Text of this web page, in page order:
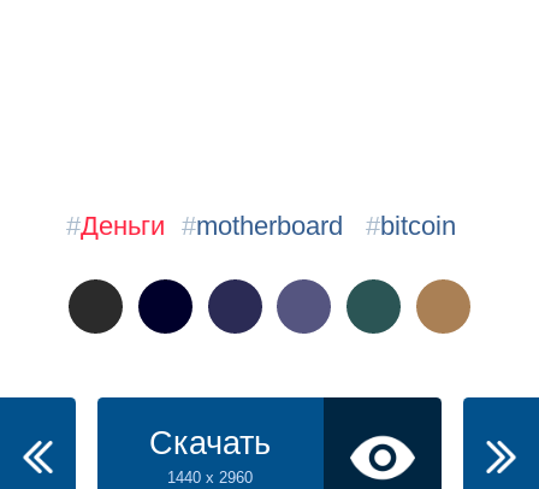
#Деньги #motherboard #bitcoin
Скачать
1440 x 2960